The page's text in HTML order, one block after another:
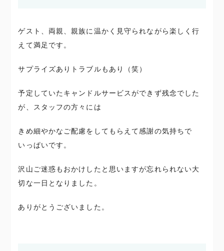
ゲスト、両親、親族に温かく見守られながら楽しく行
えて満足です。
サプライズありトラブルもあり（笑）
予定していたキャンドルサービスができず残念でした
が、スタッフの方々には
きめ細やかなご配慮をしてもらえて感謝の気持ちで
いっぱいです。
沢山ご迷惑もおかけしたと思いますが忘れられない大
切な一日となりました。
ありがとうございました。